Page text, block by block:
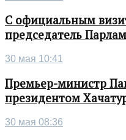
С официальным
председатель
30 мая 10:41
Премьер-министр
президентом
30 мая 08:36